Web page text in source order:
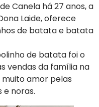
Canela há 27 anos, a
Laide, oferece
de batata e batata
de batata foi o
vendas da família na
amor pelas
e noras.